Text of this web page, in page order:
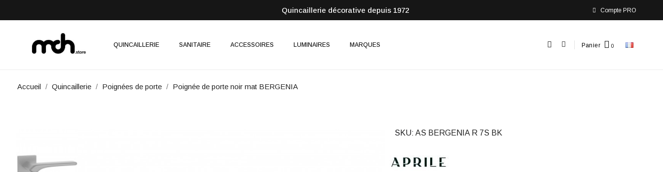
Quincaillerie décorative depuis 1972 Compte PRO
QUINCAILLERIE SANITAIRE ACCESSOIRES LUMINAIRES MARQUES Panier
Accueil Quincaillerie Poignées de porte Poignée de porte noir mat BERGENIA
SKU AS BERGENIA R 7S BK